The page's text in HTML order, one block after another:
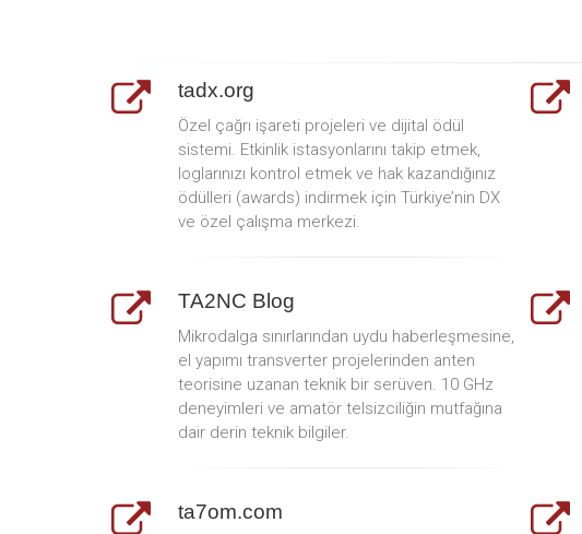
tadx.org
Özel çağrı işareti projeleri ve dijital ödül
sistemi. Etkinlik istasyonlarını takip etmek,
loglarınızı kontrol etmek ve hak kazandığınız
ödülleri (awards) indirmek için Türkiye’nin DX
ve özel çalışma merkezi.
TA2NC Blog
Mikrodalga sınırlarından uydu haberleşmesine,
el yapımı transverter projelerinden anten
teorisine uzanan teknik bir serüven. 10 GHz
deneyimleri ve amatör telsizciliğin mutfağına
dair derin teknik bilgiler.
ta7om.com